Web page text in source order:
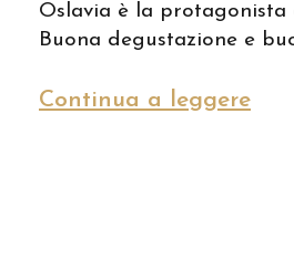
Oslavia è la protagonista
Buona degustazione e
Continua a leggere